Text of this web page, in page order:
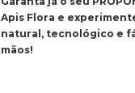
Apis Flora e
natural, tecnológico e
mãos!